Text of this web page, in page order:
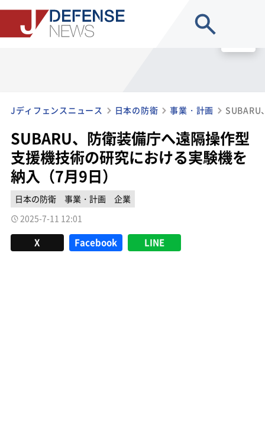
Jディフェンスニュース 日本の防衛 事業・計画
SUBARU、防衛装備庁へ遠隔操作型
支援機技術の研究における実験機を
納入（7月9日）
日本の防衛 事業・計画
企業
2025-7-11 12:01
X Facebook LINE